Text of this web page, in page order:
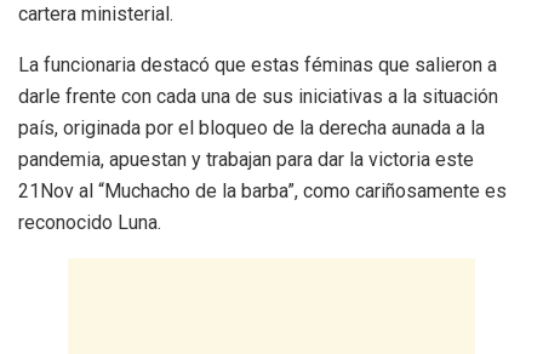
cartera ministerial.
La funcionaria destacó que estas féminas que salieron a
darle frente con cada una de sus iniciativas a la situación
país, originada por el bloqueo de la derecha aunada a la
pandemia, apuestan y trabajan para dar la victoria este
21Nov al “Muchacho de la barba”, como cariñosamente es
reconocido Luna.